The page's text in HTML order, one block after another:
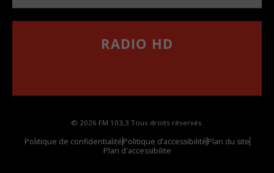
RADIO HD
© 2026 FM 103,3 Tous droits réservés.
Politique de confidentialitéPolitique d’accessibilitéPlan du site
Plan d'accessibilite